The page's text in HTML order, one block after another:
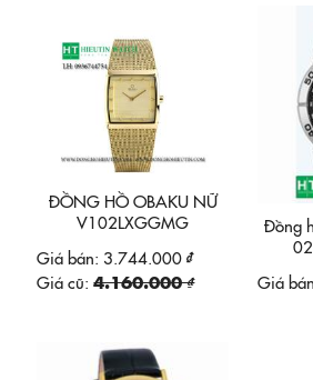
ĐỒNG HỒ OBAKU NỮ
V102LXGGMG
Giá bán: 3.744.000 ₫
Giá cũ: 4.160.000 ₫
Đồng
Giá